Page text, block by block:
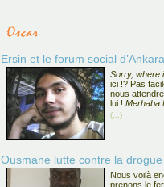
Ersin et le forum social d’Ankara
Sorry, where
ici !? Pas
nous
lui ! Merhaba
(...)
Ousmane lutte contre la
Nous voilà
prenons le